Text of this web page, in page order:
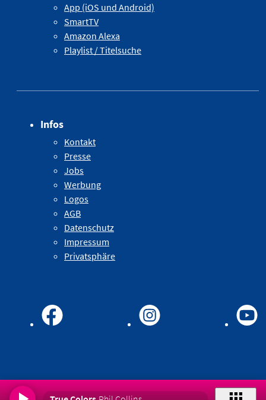
App (iOS und Android)
SmartTV
Amazon Alexa
Playlist / Titelsuche
Infos
Kontakt
Presse
Jobs
Werbung
Logos
AGB
Datenschutz
Impressum
Privatsphäre